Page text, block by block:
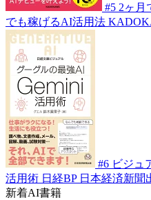
#5 2ヶ月
でも稼げるAI活用法
#6 ビジュ
活用術 日経BP 日本経済新聞
新着AI書籍